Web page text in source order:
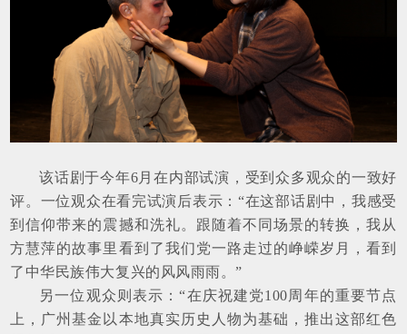
该话剧于今年6月在内部试演，受到众多观众的一致好
评。一位观众在看完试演后表示：“在这部话剧中，我感受
到信仰带来的震撼和洗礼。跟随着不同场景的转换，我从
方慧萍的故事里看到了我们党一路走过的峥嵘岁月，看到
了中华民族伟大复兴的风风雨雨。”
另一位观众则表示：“在庆祝建党100周年的重要节点
上，广州基金以本地真实历史人物为基础，推出这部红色